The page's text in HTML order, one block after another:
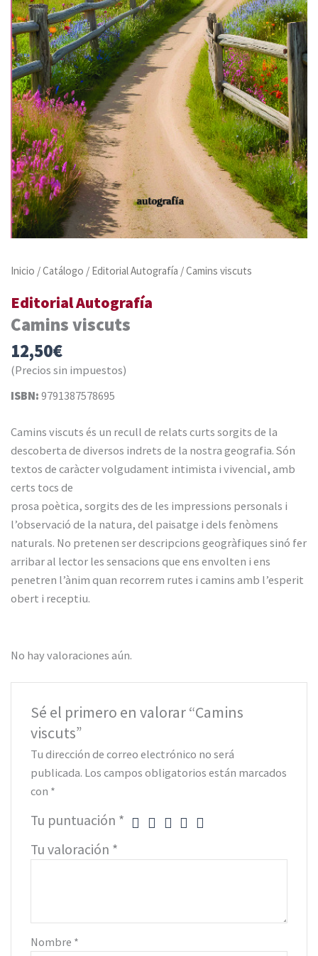
Inicio /Catálogo / Editorial Autografía / Camins viscuts
Editorial Autografía
Camins viscuts
12,50€
(Precios sin impuestos)
ISBN: 9791387578695
Camins viscuts és un recull de relats curts sorgits de la
descoberta de diversos indrets de la nostra geografia. Són
textos de caràcter volgudament intimista i vivencial, amb
certs tocs de
prosa poètica, sorgits des de les impressions personals i
l’observació de la natura, del paisatge i dels fenòmens
naturals. No pretenen ser descripcions geogràfiques sinó fer
arribar al lector les sensacions que ens envolten i ens
penetren l’ànim quan recorrem rutes i camins amb l’esperit
obert i receptiu.
No hay valoraciones aún.
Sé el primero en valorar “Camins
viscuts”
Tu dirección de correo electrónico no será
publicada. Los campos obligatorios están marcados
con *
Tu puntuación *
Tu valoración *
Nombre *